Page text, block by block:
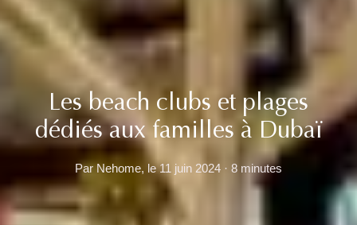
Les beach clubs et plages
dédiés aux familles à Dubaï
Par Nehome, le 11 juin 2024 · 8 minutes